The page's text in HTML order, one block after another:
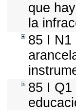
que
la
85 I N1
85 I